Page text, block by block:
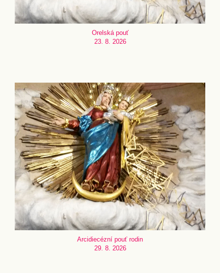
Orelská pouť
23. 8. 2026
Arcidiecézní pouť rodin
29. 8. 2026